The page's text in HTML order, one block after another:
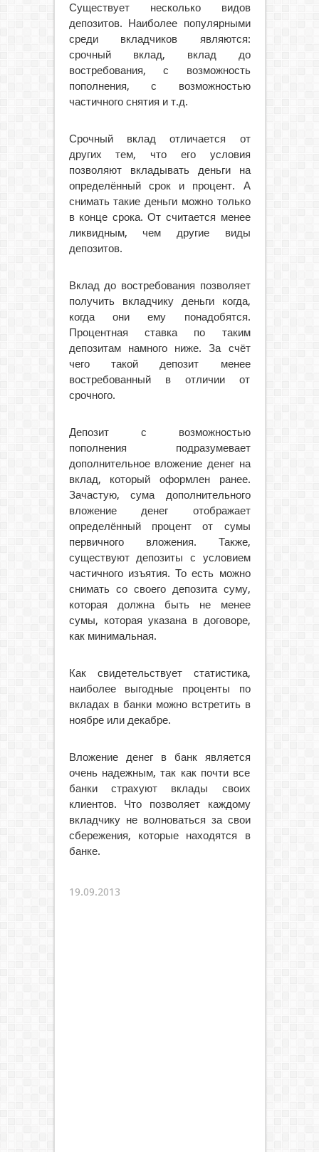
Существует несколько видов
депозитов. Наиболее популярными
среди вкладчиков являются:
срочный вклад, вклад до
востребования, с возможность
пополнения, с возможностью
частичного снятия и т.д.
Срочный вклад отличается от
других тем, что его условия
позволяют вкладывать деньги на
определённый срок и процент. А
снимать такие деньги можно только
в конце срока. От считается менее
ликвидным, чем другие виды
депозитов.
Вклад до востребования позволяет
получить вкладчику деньги когда,
когда они ему понадобятся.
Процентная ставка по таким
депозитам намного ниже. За счёт
чего такой депозит менее
востребованный в отличии от
срочного.
Депозит с возможностью
пополнения подразумевает
дополнительное вложение денег на
вклад, который оформлен ранее.
Зачастую, сума дополнительного
вложение денег отображает
определённый процент от сумы
первичного вложения. Также,
существуют депозиты с условием
частичного изъятия. То есть можно
снимать со своего депозита суму,
которая должна быть не менее
сумы, которая указана в договоре,
как минимальная.
Как свидетельствует статистика,
наиболее выгодные проценты по
вкладах в банки можно встретить в
ноябре или декабре.
Вложение денег в банк является
очень надежным, так как почти все
банки страхуют вклады своих
клиентов. Что позволяет каждому
вкладчику не волноваться за свои
сбережения, которые находятся в
банке.
19.09.2013